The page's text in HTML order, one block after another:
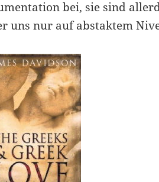
bei, sie sind
uns nur auf abstaktem